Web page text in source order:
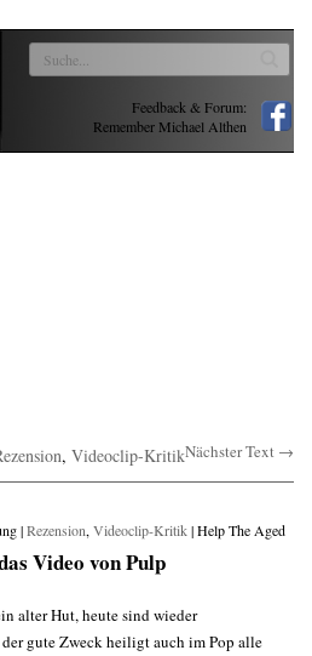
Feedback & Forum:
Remember Michael Althen
, Videoclip-KritikNächster Text →
|Rezension, Videoclip-Kritik| Help The Aged
Video von Pulp
alter Hut, heute sind wieder
gute Zweck heiligt auch im Pop alle